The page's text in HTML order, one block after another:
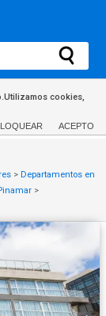
cookies,
ACEPTO
> Departamentos en
>